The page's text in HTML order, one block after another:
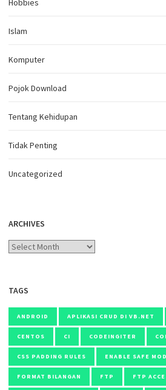
Islam
Komputer
Pojok Download
Tentang Kehidupan
Tidak Penting
Uncategorized
ARCHIVES
Archives
TAGS
ANDROID APLIKASI CRUD DI VB.NET
CENTOS CI CODEINGITER
CSS PADDING RULES ENABLE SAFE
FORMAT BILANGAN FTP FTP